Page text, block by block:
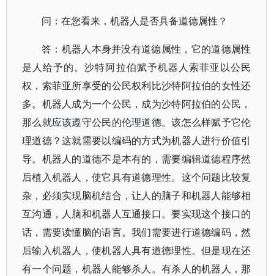
问：在您看来，机器人是否具备道德属性？
答：机器人本身并没有道德属性，它的道德属性
是人给予的。沙特阿拉伯赋予机器人索菲亚以公民
权，索菲亚所享受的公民权利比沙特阿拉伯的女性还
多。机器人成为一个公民，成为沙特阿拉伯的公民，
那么就应该遵守公民的伦理道德。该怎么样赋予它伦
理道德？这就需要以编码的方式为机器人进行价值引
导。机器人的道德不是本有的，需要编辑道德程序然
后植入机器人，使它具有道德理性。这个问题比较复
杂，必须实现脑机结合，让人的脑子和机器人能够相
互沟通，人脑和机器人互通接口。要实现这个接口的
话，需要读懂脑的语言。我们需要进行道德编码，然
后输入机器人，使机器人具有道德理性。但是现在还
有一个问题，机器人能够杀人。有杀人的机器人，那